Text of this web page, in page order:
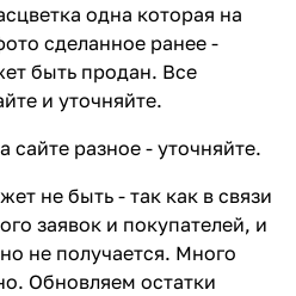
одна которая на
сделанное ранее -
быть продан. Все
и уточняйте.
сайте разное - уточняйте.
не быть - так как в связи
заявок и покупателей, и
не получается. Много
Обновляем остатки